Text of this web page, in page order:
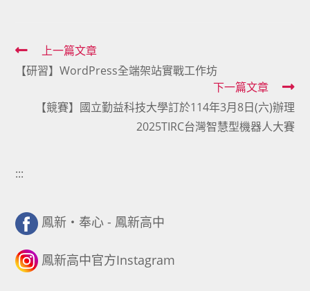
Read
more
articles
上一篇文章
【研習】WordPress全端架站實戰工作坊
下一篇文章
【競賽】國立勤益科技大學訂於114年3月8日(六)辦理
2025TIRC台灣智慧型機器人大賽
:::
鳳新・奉心 - 鳳新高中
鳳新高中官方Instagram